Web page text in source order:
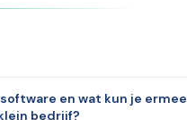
en wat kun je ermee
bedrijf?